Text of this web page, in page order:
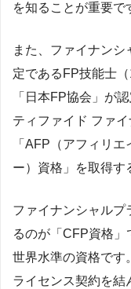
を知ることが重要で
また、ファイナン
定であるFP技能士
「日本FP協会」が
ティファイド ファ
「AFP（アフィリ
ー）資格」を取得す
ファイナンシャルプ
るのが「CFP資格」
世界水準の資格です
ライセンス契約を結